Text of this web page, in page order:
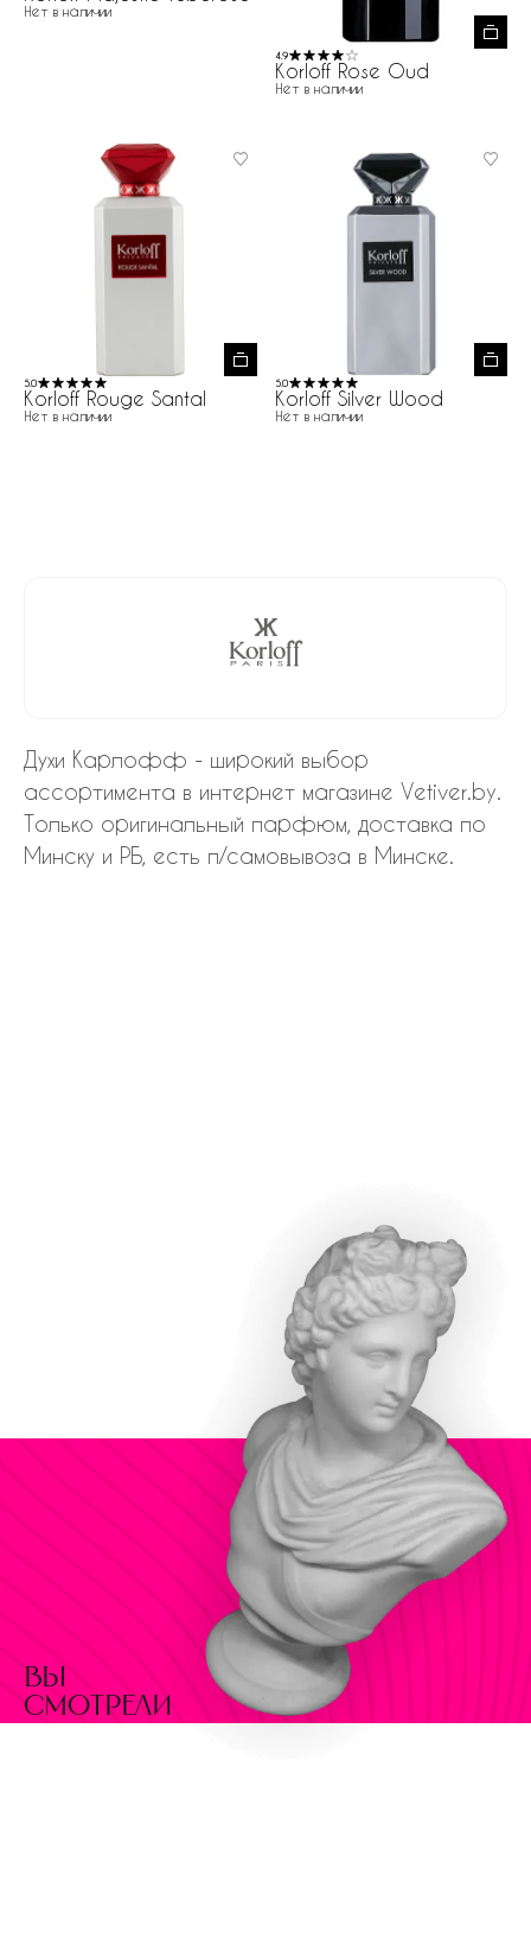
Нет в наличии
4.9
Korloff Rose Oud
Нет в наличии
5.0
Korloff Rouge Santal
Нет в наличии
5.0
Korloff Silver Wood
Нет в наличии
Духи Карлофф - широкий выбор
ассортимента в интернет магазине Vetiver.by.
Только оригинальный парфюм, доставка по
Минску и РБ, есть п/самовывоза в Минске.
вы
смотрели